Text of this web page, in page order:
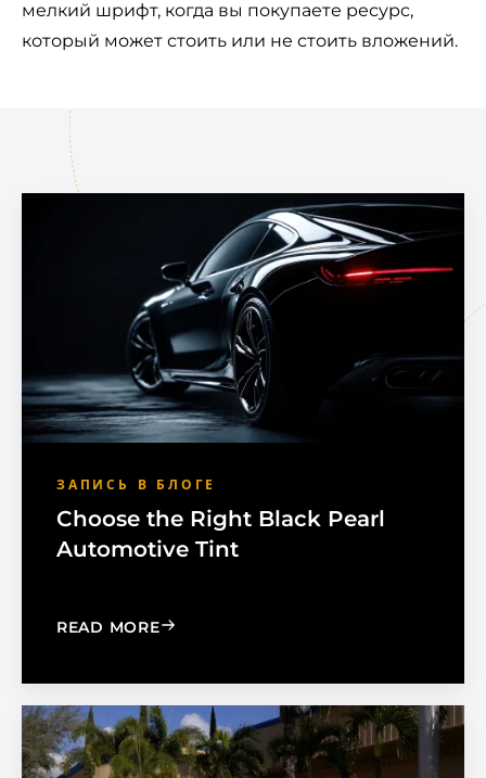
мелкий шрифт, когда вы покупаете ресурс,
который может стоить или не стоить вложений.
ЗАПИСЬ В БЛОГЕ
Choose the Right Black Pearl
Automotive Tint
READ MORE: CHOOSE THE RIGHT BLACK PEARL